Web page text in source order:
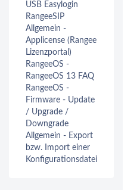
USB Easylogin
RangeeSIP
Allgemein -
Applicense (Rangee
Lizenzportal)
RangeeOS -
RangeeOS 13 FAQ
RangeeOS -
Firmware - Update
/ Upgrade /
Downgrade
Allgemein - Export
bzw. Import einer
Konfigurationsdatei